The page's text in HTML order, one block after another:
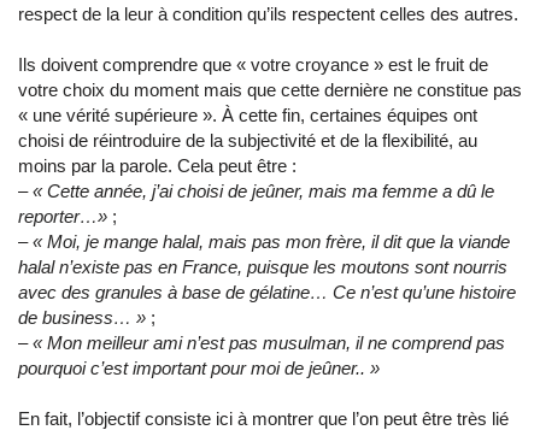
respect de la leur à condition qu’ils respectent celles des autres.
Ils doivent comprendre que « votre croyance » est le fruit de
votre choix du moment mais que cette dernière ne constitue pas
« une vérité supérieure ». À cette fin, certaines équipes ont
choisi de réintroduire de la subjectivité et de la flexibilité, au
moins par la parole. Cela peut être :
–« Cette année, j’ai choisi de jeûner, mais ma femme a dû le
reporter…» ;
–« Moi, je mange halal, mais pas mon frère, il dit que la viande
halal n’existe pas en France, puisque les moutons sont nourris
avec des granules à base de gélatine… Ce n’est qu’une histoire
de business… » ;
–« Mon meilleur ami n’est pas musulman, il ne comprend pas
pourquoi c’est important pour moi de jeûner.. »
En fait, l’objectif consiste ici à montrer que l’on peut être très lié